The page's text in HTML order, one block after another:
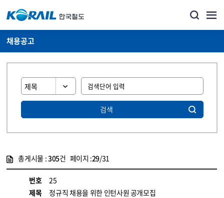
채용공고
검색
총게시물 :305건 페이지 :29/31
번호
25
제목
정규직 채용을 위한 인턴사원 공개모집